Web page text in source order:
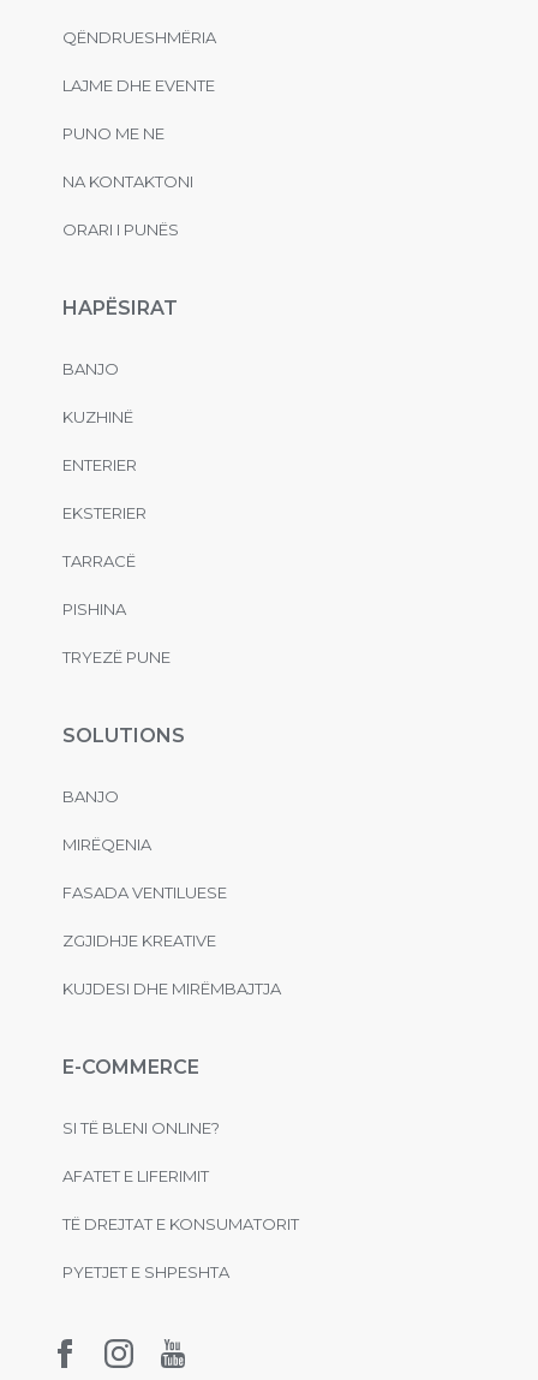
QËNDRUESHMËRIA
LAJME DHE EVENTE
PUNO ME NE
NA KONTAKTONI
ORARI I PUNËS
HAPËSIRAT
BANJO
KUZHINË
ENTERIER
EKSTERIER
TARRACË
PISHINA
TRYEZË PUNE
SOLUTIONS
BANJO
MIRËQENIA
FASADA VENTILUESE
ZGJIDHJE KREATIVE
KUJDESI DHE MIRËMBAJTJA
E-COMMERCE
SI TË BLENI ONLINE?
AFATET E LIFERIMIT
TË DREJTAT E KONSUMATORIT
PYETJET E SHPESHTA